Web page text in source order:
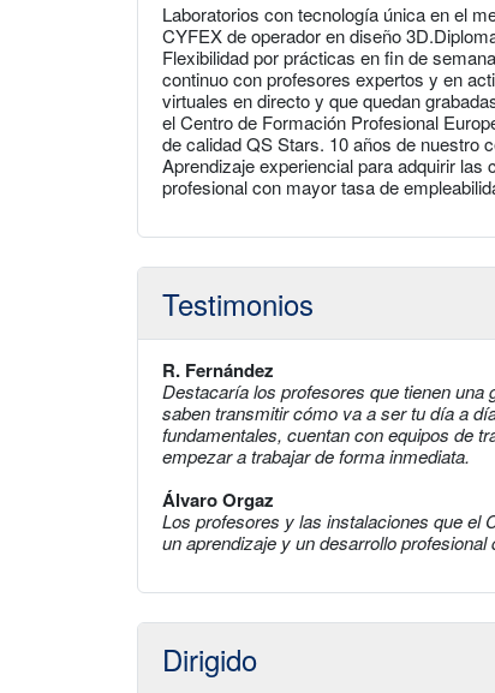
Laboratorios con tecnología única en el
CYFEX de operador en diseño
Flexibilidad por prácticas en fin de
continuo con profesores expertos y en
virtuales en directo y que quedan
el Centro de Formación Profesional
de calidad QS Stars. 10 años de nuestro
Aprendizaje experiencial para adquirir
profesional con mayor tasa de
Testimonios
R. Fernández
Destacaría los profesores que tienen
saben transmitir cómo va a ser tu día a
fundamentales, cuentan con equipos de
empezar a trabajar de forma inmediata.
Álvaro Orgaz
Los profesores y las instalaciones que el
un aprendizaje y un desarrollo
Dirigido